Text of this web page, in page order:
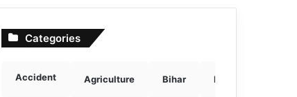
Categories
Accident Agriculture Bihar Breaking news